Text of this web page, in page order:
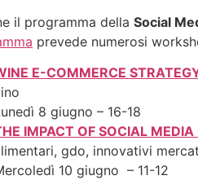
il programma della Social
prevede numerosi
E-COMMERCE
8 giugno – 16-18
IMPACT OF SOCIAL
gdo, innovativi
10 giugno – 11-12